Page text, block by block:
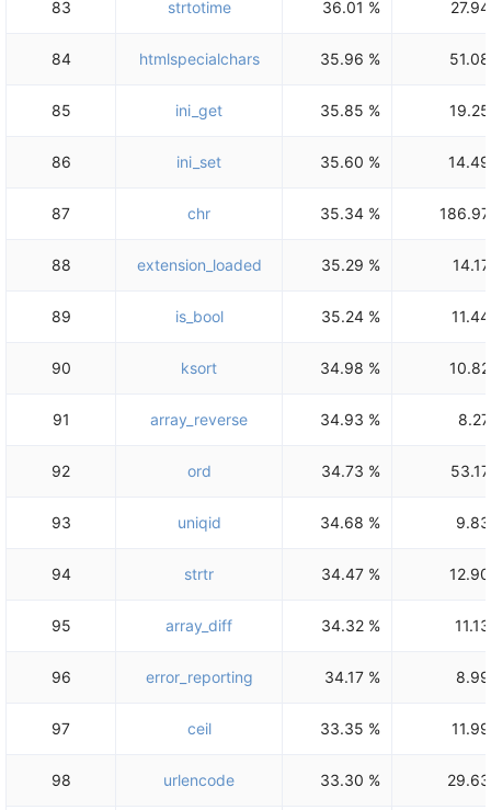
83 strtotime 36.01 % 27.94
84 htmlspecialchars 35.96 % 51.08
85 ini_get 35.85 % 19.25
86 ini_set 35.60 % 14.49
87 chr 35.34 % 186.97
88 extension_loaded 35.29 % 14.17
89 is_bool 35.24 % 11.44
90 ksort 34.98 % 10.82
91 array_reverse 34.93 % 8.27
92 ord 34.73 % 53.17
93 uniqid 34.68 % 9.83
94 strtr 34.47 % 12.90
95 array_diff 34.32 % 11.13
96 error_reporting 34.17 % 8.99
97 ceil 33.35 % 11.99
98 urlencode 33.30 % 29.63